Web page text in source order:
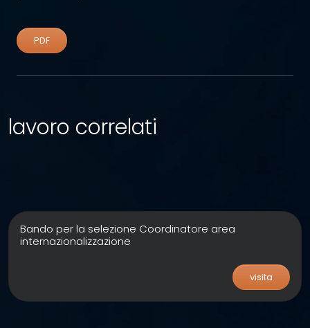
PDF
lavoro correlati
Bando per la selezione Coordinatore area
internazionalizzazione
visita